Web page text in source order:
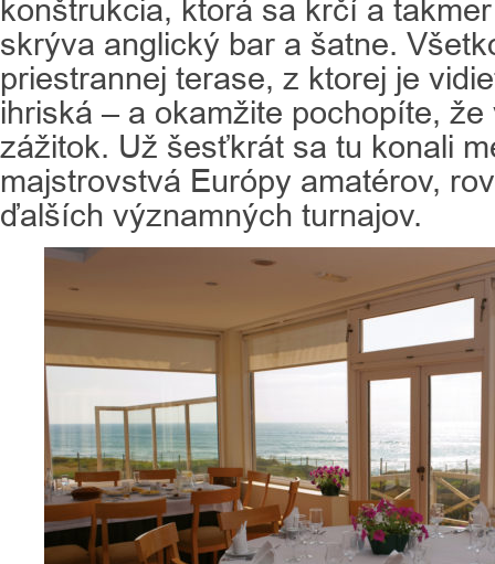
konštrukcia, ktorá sa krčí a
skrýva anglický bar a šatne.
priestrannej terase, z ktorej je
ihriská – a okamžite pochopíte,
zážitok. Už šesťkrát sa tu konali
majstrovstvá Európy amatérov,
ďalších významných turnajov.